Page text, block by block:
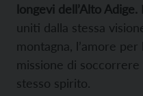
longevi dell’Alto Adige.
uniti dalla stessa
montagna, l’amore
missione di
stesso spirito.